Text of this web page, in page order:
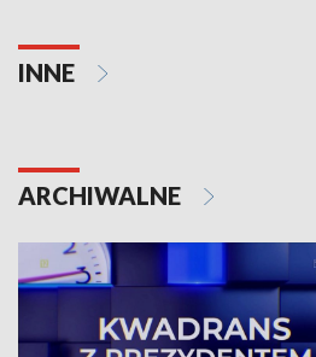
INNE
ARCHIWALNE